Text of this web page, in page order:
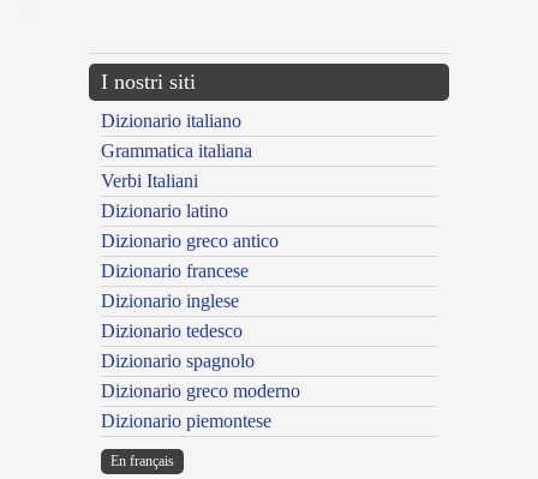
I nostri siti
Dizionario italiano
Grammatica italiana
Verbi Italiani
Dizionario latino
Dizionario greco antico
Dizionario francese
Dizionario inglese
Dizionario tedesco
Dizionario spagnolo
Dizionario greco moderno
Dizionario piemontese
En français